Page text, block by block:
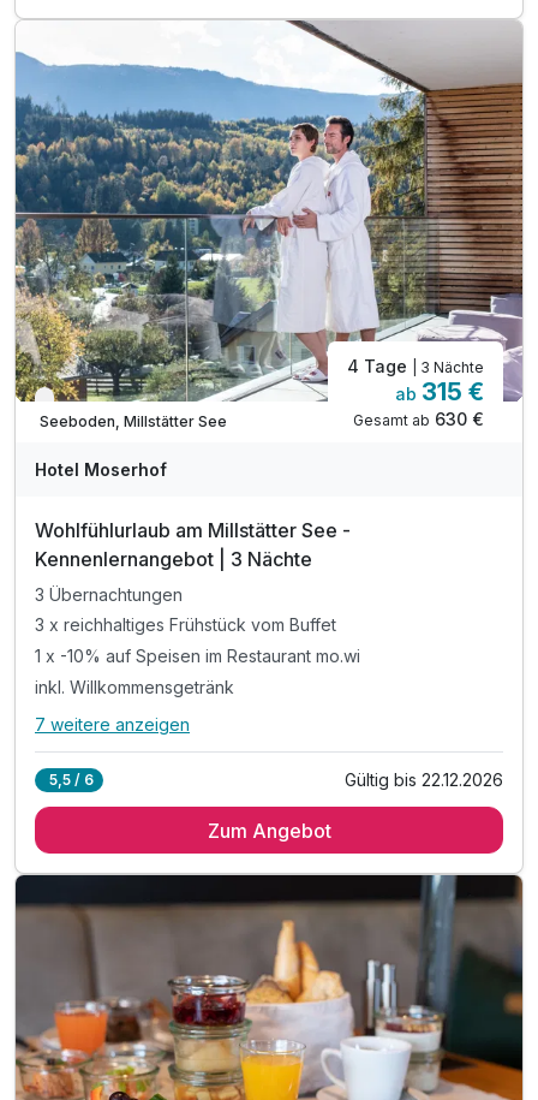
inkl. Entspannen im Wellnessbereich des Hotels*
inkl. Heublumen-Sanarium, Zirben-Sauna & Terrasse
inkl. Kamillen-Soledampfbad & Infrarotkabine
inkl. Relax-Zentrum mit Hallenbad & Fitnessraum
inkl. Badetasche mit Bademantel &-tücher
inkl. Parkplatz direkt vor dem Hotel
Verfügbar bis Dezember
Seeboden, Millstätter See
4 Tage | 3 Nächte
ab 315 €
Gesamt ab 630 €
Hotel Moserhof
Wohlfühlurlaub am Millstätter See -
Kennenlernangebot | 3 Nächte
3 Übernachtungen
3 x reichhaltiges Frühstück vom Buffet
1 x -10% auf Speisen im Restaurant mo.wi
inkl. Willkommensgetränk
Alle Inklusivleistungen
3 x reichhaltiges Frühstück vom Buffet
inkl. kostenlosem Upgrade (nach Verfügbarkeit)*
inkl. Entspannen im Wellnessbereich des Hotels**
inkl. Heublumen-Sanarium, Zirben-Sauna & Terrasse
inkl. wunderschönem Naturbadeteich & Freiluftliege
inkl. Kamillen-Soledampfbad & Infrarotkabine
inkl. Relax-Zentrum mit Hallenbad & Fitnessraum
7 weitere anzeigen
5,5 / 6 Gültig bis 22.12.2026
Zum Angebot